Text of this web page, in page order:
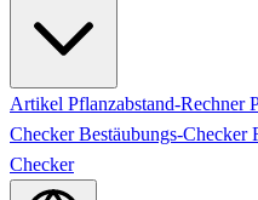
Artikel Pflanzabstand-Rechner
CheckerBestäubungs-Checker
Checker